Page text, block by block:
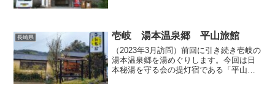
が洗練されていようが、地...
長崎県 壱岐 湯本温泉郷 平山旅館
（2023年3月訪問）前回に引き続き壱岐の
湯本温泉郷を湯めぐりします。今回は日
本秘湯を守る会の提灯宿である「平山旅